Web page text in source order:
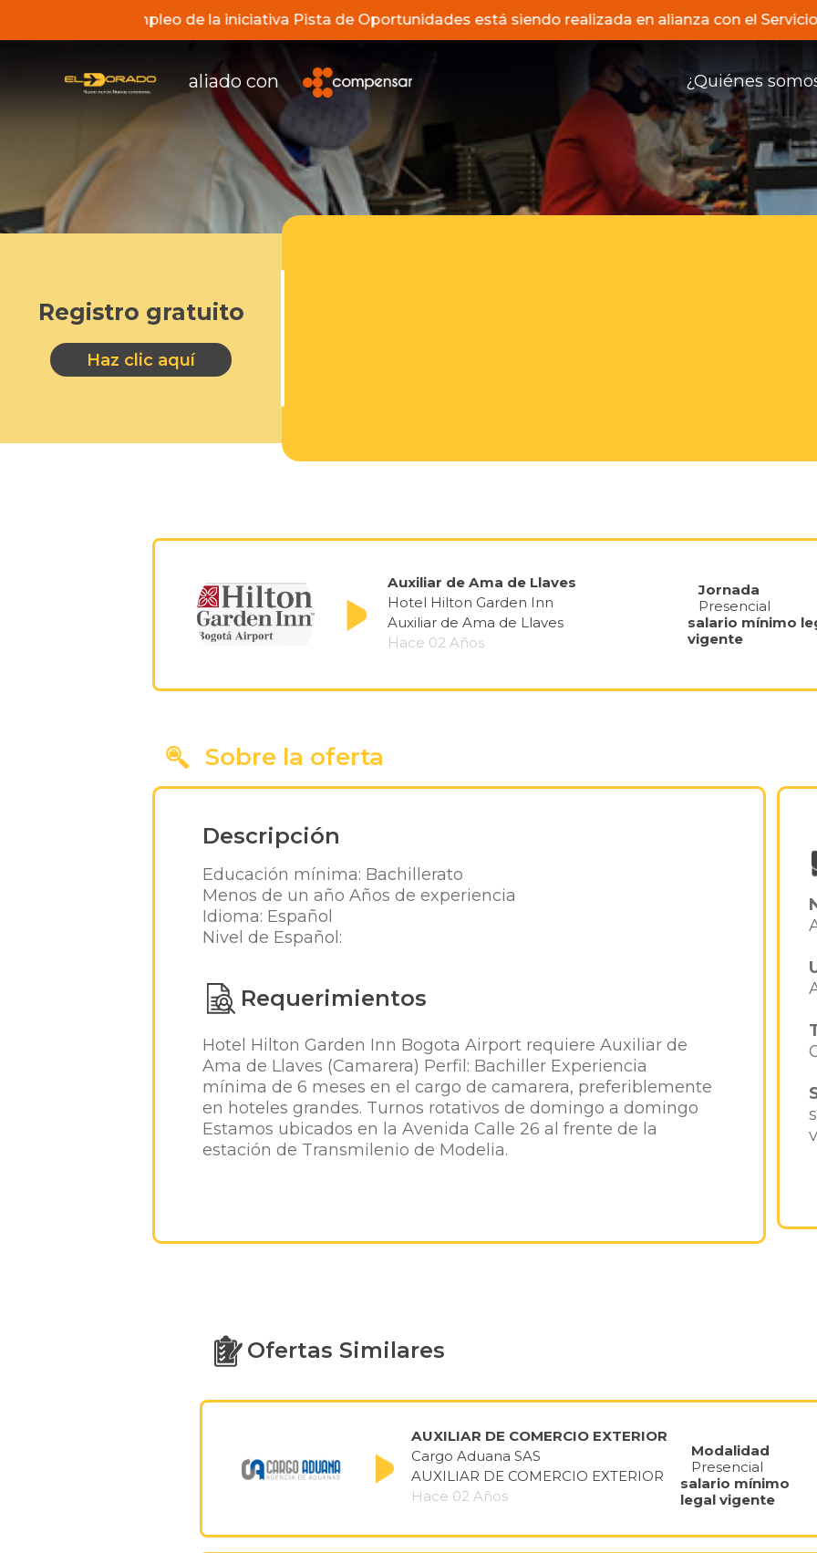
servicios de empleo de la iniciativa Pista de Oportunidades está siendo realizada en alianza con el
aliado con ¿Quiénes
Registro gratuito
Haz clic aquí
Auxiliar de Ama de Llaves
Hotel Hilton Garden Inn
Auxiliar de Ama de Llaves
Hace 02 Años
Jornada
Presencial
salario mínimo
vigente
Sobre la oferta
Descripción
Educación mínima: Bachillerato
Menos de un año Años de experiencia
Idioma: Español
Nivel de Español:
Requerimientos
Hotel Hilton Garden Inn Bogota Airport requiere Auxiliar de
Ama de Llaves (Camarera) Perfil: Bachiller Experiencia
mínima de 6 meses en el cargo de camarera, preferiblemente
en hoteles grandes. Turnos rotativos de domingo a domingo
Estamos ubicados en la Avenida Calle 26 al frente de la
estación de Transmilenio de Modelia.
Ofertas Similares
AUXILIAR DE COMERCIO EXTERIOR
Cargo Aduana SAS
AUXILIAR DE COMERCIO EXTERIOR
Hace 02 Años
Modalidad
Presencial
salario mínimo
legal vigente